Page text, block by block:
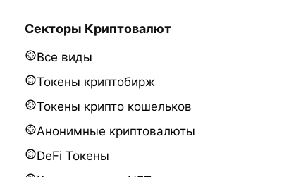
Секторы Криптовалют
Все виды
Токены криптобирж
Токены крипто кошельков
Анонимные криптовалюты
DeFi Токены